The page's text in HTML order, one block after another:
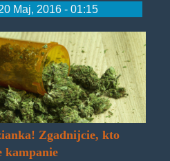
Maj, 2016 - 01:15
Zgadnijcie, kto
kampanie